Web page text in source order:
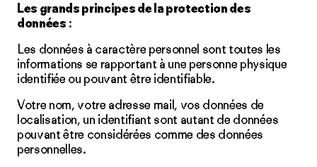
Les grands principes de la protection des
données :
Les données à caractère personnel sont toutes les
informations se rapportant à une personne physique
identifiée ou pouvant être identifiable.
Votre nom, votre adresse mail, vos données de
localisation, un identifiant sont autant de données
pouvant être considérées comme des données
personnelles.